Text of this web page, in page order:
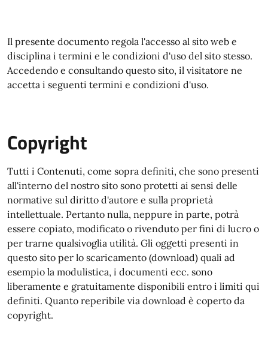
Il presente documento regola l'accesso al sito web e
disciplina i termini e le condizioni d'uso del sito stesso.
Accedendo e consultando questo sito, il visitatore ne
accetta i seguenti termini e condizioni d'uso.
Copyright
Tutti i Contenuti, come sopra definiti, che sono presenti
all'interno del nostro sito sono protetti ai sensi delle
normative sul diritto d'autore e sulla proprietà
intellettuale. Pertanto nulla, neppure in parte, potrà
essere copiato, modificato o rivenduto per fini di lucro o
per trarne qualsivoglia utilità. Gli oggetti presenti in
questo sito per lo scaricamento (download) quali ad
esempio la modulistica, i documenti ecc. sono
liberamente e gratuitamente disponibili entro i limiti qui
definiti. Quanto reperibile via download è coperto da
copyright.